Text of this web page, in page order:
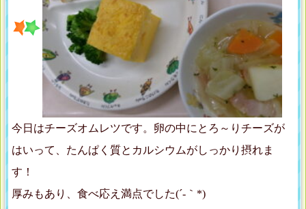
今日はチーズオムレツです。卵の中にとろ～りチーズが
はいって、たんぱく質とカルシウムがしっかり摂れま
す！
厚みもあり、食べ応え満点でした(´-｀*)